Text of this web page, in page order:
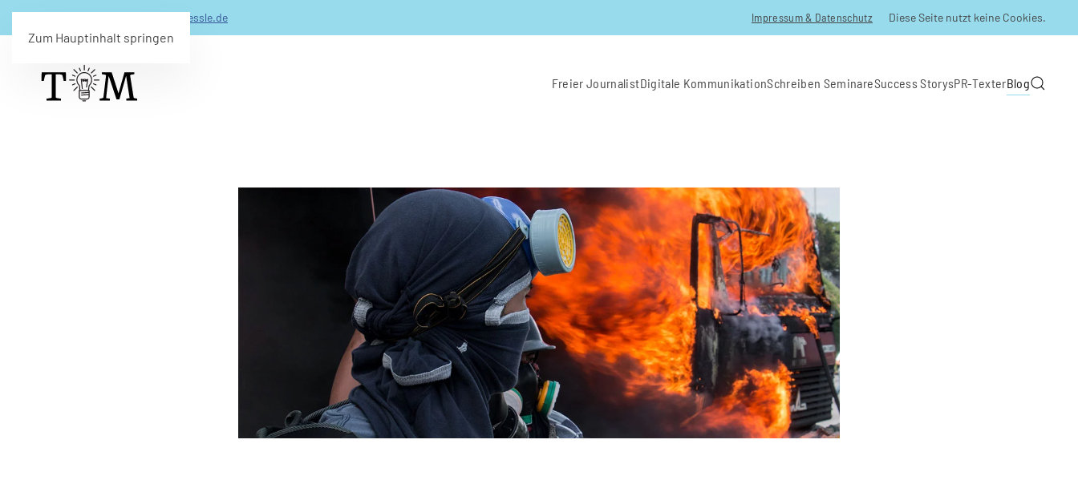
Zum Hauptinhalt springen
info(@)timmuessle.de Impressum & Datenschutz Diese Seite nutzt keine Cookies.
Freier JournalistDigitale KommunikationSchreiben SeminareSuccess StorysPR-TexterBlog